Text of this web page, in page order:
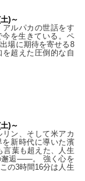
)～
ルパカの世話をす
を生きている。ペ
場に期待を寄せる8
超えた圧倒的な自
)～
ン、そして米アカ
新時代に導いた濱
言葉も超えた、人生
邂逅――。 強く心を
の3時間16分は人生